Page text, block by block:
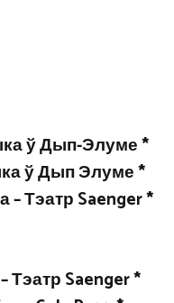
ў Дып-Элуме *
ў Дып Элуме *
– Тэатр Saenger *
Тэатр Saenger *